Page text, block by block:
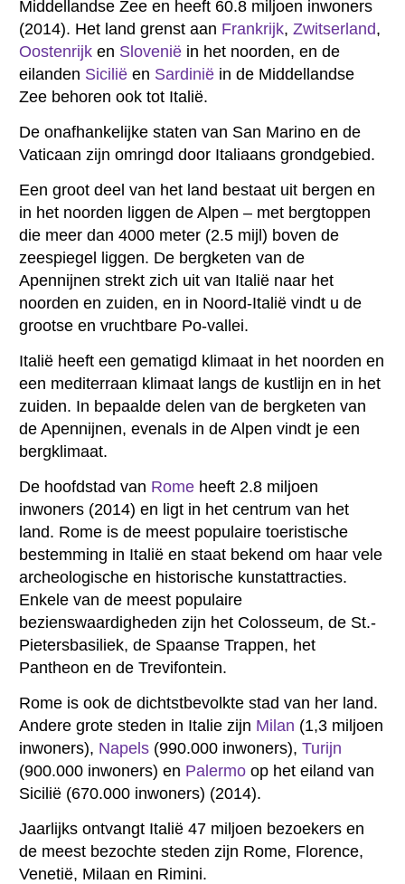
Middellandse Zee en heeft 60.8 miljoen inwoners
(2014). Het land grenst aan Frankrijk, Zwitserland,
Oostenrijk en Slovenië in het noorden, en de
eilanden Sicilië en Sardinië in de Middellandse
Zee behoren ook tot Italië.
De onafhankelijke staten van San Marino en de
Vaticaan zijn omringd door Italiaans grondgebied.
Een groot deel van het land bestaat uit bergen en
in het noorden liggen de Alpen – met bergtoppen
die meer dan 4000 meter (2.5 mijl) boven de
zeespiegel liggen. De bergketen van de
Apennijnen strekt zich uit van Italië naar het
noorden en zuiden, en in Noord-Italië vindt u de
grootse en vruchtbare Po-vallei.
Italië heeft een gematigd klimaat in het noorden en
een mediterraan klimaat langs de kustlijn en in het
zuiden. In bepaalde delen van de bergketen van
de Apennijnen, evenals in de Alpen vindt je een
bergklimaat.
De hoofdstad van Rome heeft 2.8 miljoen
inwoners (2014) en ligt in het centrum van het
land. Rome is de meest populaire toeristische
bestemming in Italië en staat bekend om haar vele
archeologische en historische kunstattracties.
Enkele van de meest populaire
bezienswaardigheden zijn het Colosseum, de St.-
Pietersbasiliek, de Spaanse Trappen, het
Pantheon en de Trevifontein.
Rome is ook de dichtstbevolkte stad van her land.
Andere grote steden in Italie zijn Milan (1,3 miljoen
inwoners), Napels (990.000 inwoners), Turijn
(900.000 inwoners) en Palermo op het eiland van
Sicilië (670.000 inwoners) (2014).
Jaarlijks ontvangt Italië 47 miljoen bezoekers en
de meest bezochte steden zijn Rome, Florence,
Venetië, Milaan en Rimini.